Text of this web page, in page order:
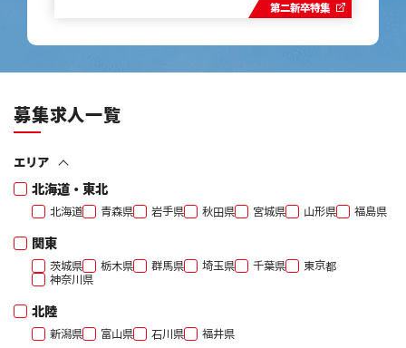
第二新卒特集
募集求人一覧
エリア
北海道・東北
北海道 青森県 岩手県 秋田県 宮城県 山形県 福島県
関東
茨城県 栃木県 群馬県 埼玉県 千葉県
東京都
神奈川県
北陸
新潟県 富山県 石川県 福井県